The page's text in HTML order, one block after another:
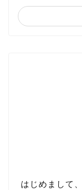
はじめまして